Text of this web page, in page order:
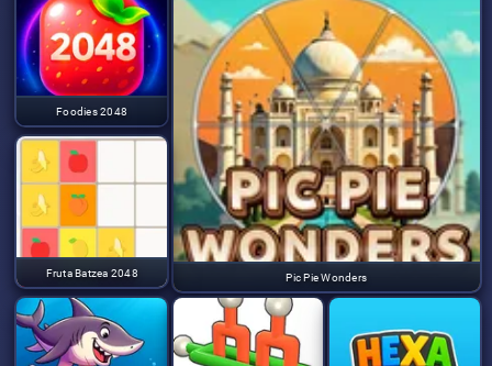
Foodies 2048
Pic Pie Wonders
Fruta Batzea 2048